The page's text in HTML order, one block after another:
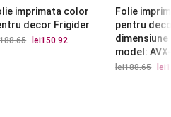
imprimata color
decor Frigider
188.65
Prețul
lei150.92
Folie
pentru
dimensiune
model:
lei188.65 lei